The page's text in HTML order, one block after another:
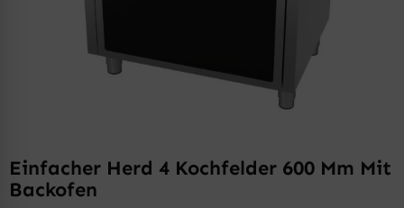
Einfacher Herd 4 Kochfelder 600 Mm Mit
Backofen